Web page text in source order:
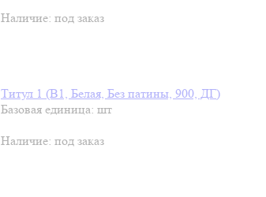
Наличие: под заказ
Титул 1 (В1, Белая, Без патины, 900, ДГ)
Базовая единица: шт
Наличие: под заказ